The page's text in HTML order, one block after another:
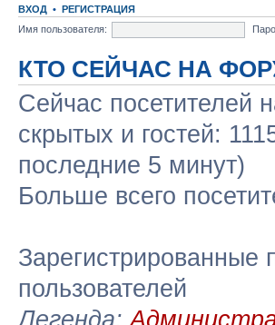
ВХОД • РЕГИСТРАЦИЯ
Имя пользователя:
КТО СЕЙЧАС НА
Сейчас посетителей
скрытых и гостей:
последние 5 минут)
Больше всего
Зарегистрированные
пользователей
Легенда: